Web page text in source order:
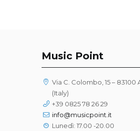
Music Point
Via C. Colombo, 15 – 83100
(Italy)
+39 0825 78 26 29
info@musicpoint.it
Lunedì: 17.00 -20.00